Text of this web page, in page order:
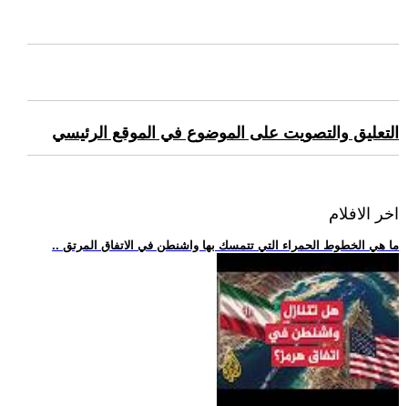
التعليق والتصويت على الموضوع في الموقع الرئيسي
اخر الافلام
.. ما هي الخطوط الحمراء التي تتمسك بها واشنطن في الاتفاق المرتق